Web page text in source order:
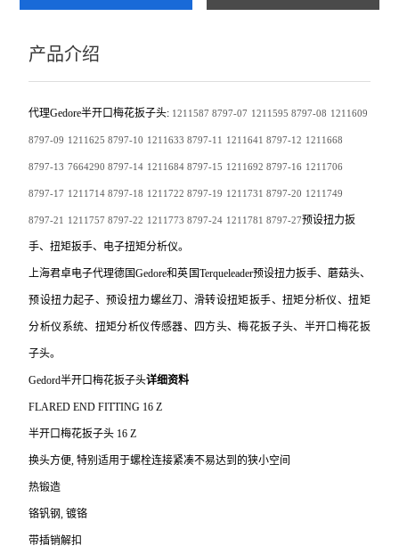
产品介绍
代理Gedore半开口梅花扳子头: 12115878797-07 12115958797-08 1211609
8797-09 12116258797-10 12116338797-11 12116418797-12 1211668
8797-13 76642908797-14 12116848797-15 12116928797-16 1211706
8797-17 12117148797-18 12117228797-19 12117318797-20 1211749
8797-21 12117578797-22 12117738797-24 12117818797-27预设扭力扳
手、扭矩扳手、电子扭矩分析仪。
上海君卓电子代理德国Gedore和英国Terqueleader预设扭力扳手、蘑菇头、
预设扭力起子、预设扭力螺丝刀、滑转设扭矩扳手、扭矩分析仪、扭矩
分析仪系统、扭矩分析仪传感器、四方头、梅花扳子头、半开口梅花扳
子头。
Gedord半开口梅花扳子头详细资料
FLARED END FITTING 16 Z
半开口梅花扳子头 16 Z
换头方便, 特别适用于螺栓连接紧凑不易达到的狭小空间
热锻造
铬钒钢, 镀铬
带插销解扣